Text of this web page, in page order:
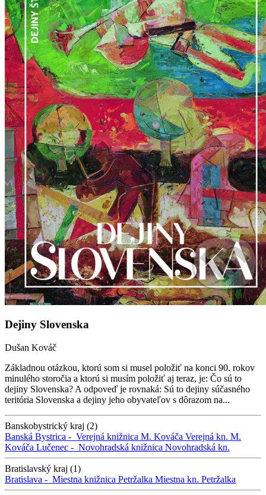
Dejiny Slovenska
Dušan Kováč
Základnou otázkou, ktorú som si musel položiť na konci 90. rokov
minulého storočia a ktorú si musím položiť aj teraz, je: Čo sú to
dejiny Slovenska? A odpoveď je rovnaká: Sú to dejiny súčasného
teritória Slovenska a dejiny jeho obyvateľov s dôrazom na...
Banskobystrický kraj (2)
Banská Bystrica - Verejná knižnica M. Kováča Verejná kn. M.
Kováča Lučenec - Novohradská knižnica Novohradská kn.
Bratislavský kraj (1)
Bratislava - Miestna knižnica Petržalka Miestna kn. Petržalka